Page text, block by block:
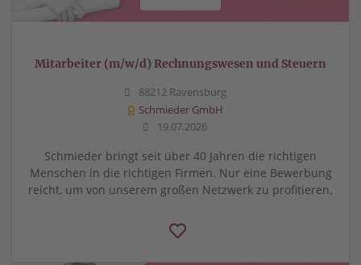
Mitarbeiter (m/w/d) Rechnungswesen und Steuern
88212 Ravensburg
Schmieder GmbH
19.07.2026
Schmieder bringt seit über 40 Jahren die richtigen
Menschen in die richtigen Firmen. Nur eine Bewerbung
reicht, um von unserem großen Netzwerk zu profitieren.